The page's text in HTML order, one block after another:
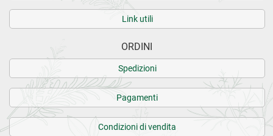
Link utili
ORDINI
Spedizioni
Pagamenti
Condizioni di vendita